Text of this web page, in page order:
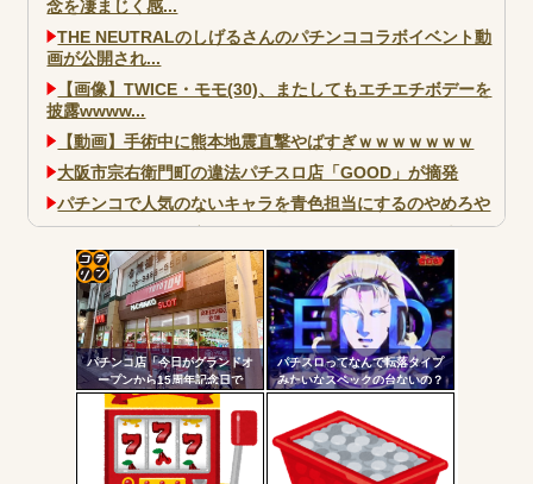
念を凄まじく感...
THE NEUTRALのしげるさんのパチンココラボイベント動
画が公開され...
【画像】TWICE・モモ(30)、またしてもエチエチボデーを
披露wwww...
【動画】手術中に熊本地震直撃やばすぎｗｗｗｗｗｗｗ
大阪市宗右衛門町の違法パチスロ店「GOOD」が摘発
パチンコで人気のないキャラを青色担当にするのやめろや
「今までありがとう」と...
無職のパチンコカス(22)なんやが、ワイの人生どれくらい
ヤバいか教えて？...
AngelBeats!とかいうクソアニメの思い出ｗｗｗ
Powered by livedoor 相互RSS
パチンコ店「今日がグランドオ
ープンから15周年記念日で
す！」←ワイ「五万負けてま
す」
パチスロってなんで転落タイプ
みたいなスペックの台ないの？
コテ
リン
- 固
定リ
ンク
自動